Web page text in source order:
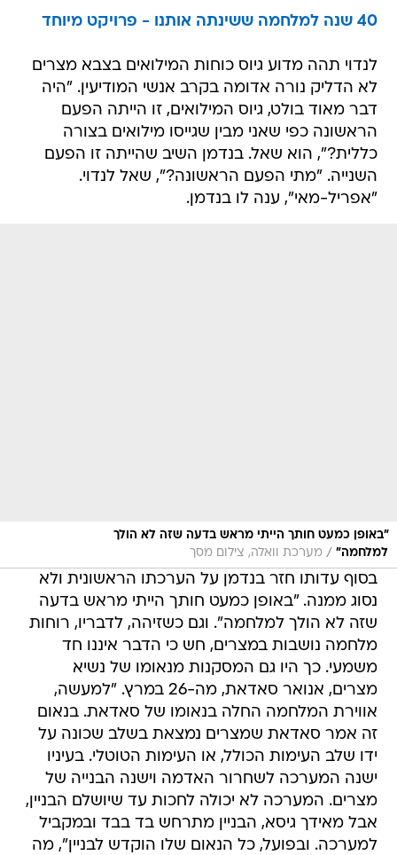
40 שנה למלחמה ששינתה אותנו - פרויקט מיוחד
לנדוי תהה מדוע גיוס כוחות המילואים בצבא מצרים
לא הדליק נורה אדומה בקרב אנשי המודיעין. "היה
דבר מאוד בולט, גיוס המילואים, זו הייתה הפעם
הראשונה כפי שאני מבין שגייסו מילואים בצורה
כללית?", הוא שאל. בנדמן השיב שהייתה זו הפעם
השנייה. "מתי הפעם הראשונה?", שאל לנדוי.
"אפריל-מאי", ענה לו בנדמן.
"באופן כמעט חותך הייתי מראש בדעה שזה לא הולך
למלחמה" / מערכת וואלה, צילום מסך
בסוף עדותו חזר בנדמן על הערכתו הראשונית ולא
נסוג ממנה. "באופן כמעט חותך הייתי מראש בדעה
שזה לא הולך למלחמה". וגם כשזיהה, לדבריו, רוחות
מלחמה נושבות במצרים, חש כי הדבר איננו חד
משמעי. כך היו גם המסקנות מנאומו של נשיא
מצרים, אנואר סאדאת, מה-26 במרץ. "למעשה,
אווירת המלחמה החלה בנאומו של סאדאת. בנאום
זה אמר סאדאת שמצרים נמצאת בשלב שכונה על
ידו שלב העימות הכולל, או העימות הטוטלי. בעיניו
ישנה המערכה לשחרור האדמה וישנה הבנייה של
מצרים. המערכה לא יכולה לחכות עד שיושלם הבניין,
אבל מאידך גיסא, הבניין מתרחש בד בבד ובמקביל
למערכה. ובפועל, כל הנאום שלו הוקדש לבניין", מה